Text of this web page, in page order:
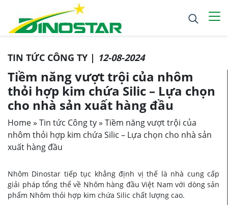
TIN TỨC CÔNG TY | 12-08-2024
Tiềm năng vượt trội của nhôm
thỏi hợp kim chứa Silic – Lựa chọn
cho nhà sản xuất hàng đầu
Home» Tin tức Công ty» Tiềm năng vượt trội của
nhôm thỏi hợp kim chứa Silic – Lựa chọn cho nhà sản
xuất hàng đầu
Nhôm Dinostar tiếp tục khẳng định vị thế là nhà cung cấp
giải pháp tổng thể về Nhôm hàng đầu Việt Nam với dòng sản
phẩm Nhôm thỏi hợp kim chứa Silic chất lượng cao.